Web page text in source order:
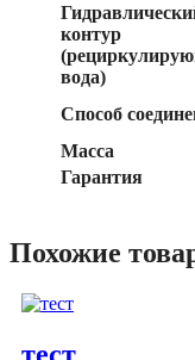
контур
вода)
Способ
Масса
Гарантия
Похожие
тест